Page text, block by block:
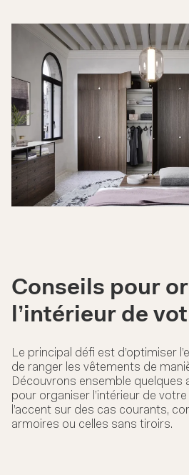
Conseils pour
l’intérieur de
Le principal défi est d’optimiser
de ranger les vêtements de
Découvrons ensemble quelques
pour organiser l’intérieur de
l’accent sur des cas courants,
armoires ou celles sans tiroirs.